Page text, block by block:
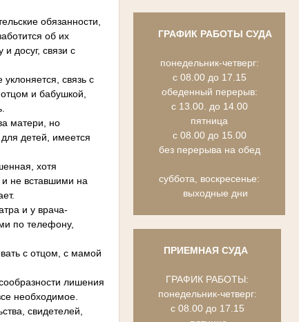
ГРАФИК РАБОТЫ СУДА
понедельник-четверг:
с 08.00 до 17.15
обеденный перерыв:
с 13.00. до 14.00
пятница
с 08.00 до 15.00
без перерыва на обед
суббота, воскресенье:
выходные дни
ПРИЕМНАЯ СУДА
ГРАФИК РАБОТЫ:
понедельник-четверг:
с 08.00 до 17.15
обязанности,
об их
досуг, связи с
связь с
и бабушкой,
матери, но
детей, имеется
хотя
и не вставшими на
и у врача-
по телефону,
с отцом, с мамой
лишения
необходимое.
свидетелей,